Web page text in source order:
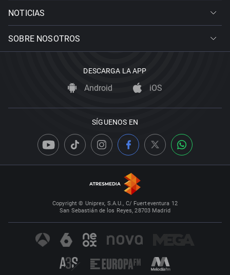
NOTICIAS
SOBRE NOSOTROS
DESCARGA LA APP
Android iOS
SÍGUENOS EN
Copyright © Uniprex, S.A.U., C/ Fuerteventura 12
San Sebastián de los Reyes, 28703 Madrid